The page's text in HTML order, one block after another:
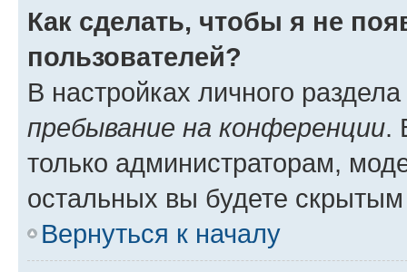
Как сделать, чтобы я не
пользователей?
В настройках личного
пребывание на конференции.
только администраторам,
остальных вы будете
Вернуться к началу